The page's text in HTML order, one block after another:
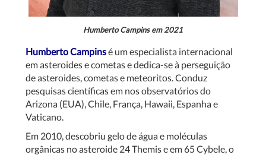
Humberto Campinsem 2021
Humberto Campinsé um especialista internacional
em asteroides e cometas e dedica-se à perseguição
de asteroides, cometas e meteoritos. Conduz
pesquisas científicas em nos observatórios do
Arizona (EUA), Chile, França, Hawaii, Espanha e
Vaticano.
Em 2010, descobriu gelo de água e moléculas
orgânicas no asteroide 24 Themis e em 65 Cybele, o